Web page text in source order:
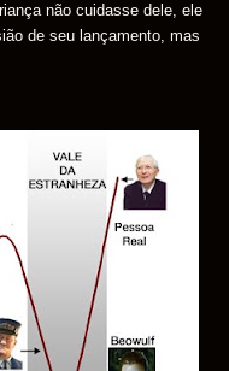
não cuidasse dele, ele
de seu lançamento, mas